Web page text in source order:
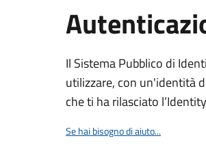
Il Sistema Pubblico di
utilizzare, con un'identità
che ti ha rilasciato
Se hai bisogno di aiuto...